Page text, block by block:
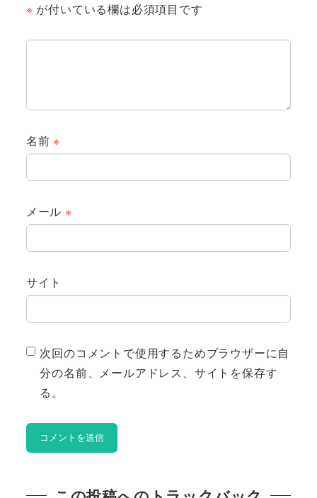
※ が付いている欄は必須項目です
名前※
メール ※
サイト
次回のコメントで使用するためブラウザーに自
分の名前、メールアドレス、サイトを保存す
る。